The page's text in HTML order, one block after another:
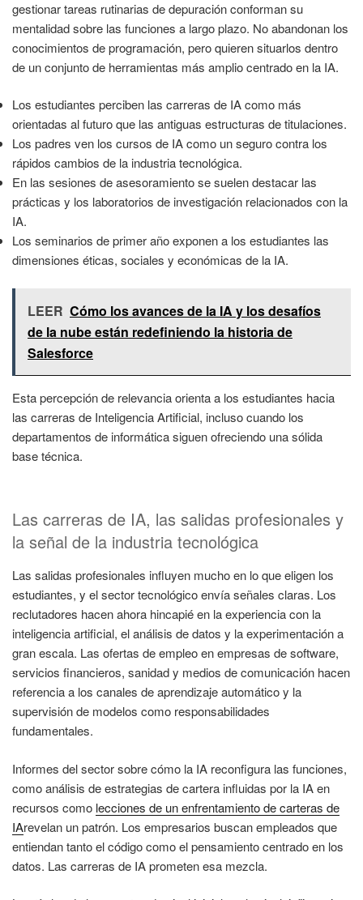
gestionar tareas rutinarias de depuración conforman su
mentalidad sobre las funciones a largo plazo. No abandonan los
conocimientos de programación, pero quieren situarlos dentro
de un conjunto de herramientas más amplio centrado en la IA.
Los estudiantes perciben las carreras de IA como más
orientadas al futuro que las antiguas estructuras de titulaciones.
Los padres ven los cursos de IA como un seguro contra los
rápidos cambios de la industria tecnológica.
En las sesiones de asesoramiento se suelen destacar las
prácticas y los laboratorios de investigación relacionados con la
IA.
Los seminarios de primer año exponen a los estudiantes las
dimensiones éticas, sociales y económicas de la IA.
LEER Cómo los avances de la IA y los desafíos
de la nube están redefiniendo la historia de
Salesforce
Esta percepción de relevancia orienta a los estudiantes hacia
las carreras de Inteligencia Artificial, incluso cuando los
departamentos de informática siguen ofreciendo una sólida
base técnica.
Las carreras de IA, las salidas profesionales y
la señal de la industria tecnológica
Las salidas profesionales influyen mucho en lo que eligen los
estudiantes, y el sector tecnológico envía señales claras. Los
reclutadores hacen ahora hincapié en la experiencia con la
inteligencia artificial, el análisis de datos y la experimentación a
gran escala. Las ofertas de empleo en empresas de software,
servicios financieros, sanidad y medios de comunicación hacen
referencia a los canales de aprendizaje automático y la
supervisión de modelos como responsabilidades
fundamentales.
Informes del sector sobre cómo la IA reconfigura las funciones,
como análisis de estrategias de cartera influidas por la IA en
recursos como lecciones de un enfrentamiento de carteras de
IArevelan un patrón. Los empresarios buscan empleados que
entiendan tanto el código como el pensamiento centrado en los
datos. Las carreras de IA prometen esa mezcla.